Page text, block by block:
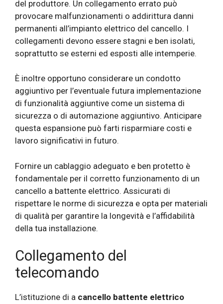
del produttore. Un collegamento errato può
provocare malfunzionamenti o addirittura danni
permanenti all’impianto elettrico del cancello. I
collegamenti devono essere stagni e ben isolati,
soprattutto se esterni ed esposti alle intemperie.
È inoltre opportuno considerare un condotto
aggiuntivo per l’eventuale futura implementazione
di funzionalità aggiuntive come un sistema di
sicurezza o di automazione aggiuntivo. Anticipare
questa espansione può farti risparmiare costi e
lavoro significativi in ​​futuro.
Fornire un cablaggio adeguato e ben protetto è
fondamentale per il corretto funzionamento di un
cancello a battente elettrico. Assicurati di
rispettare le norme di sicurezza e opta per materiali
di qualità per garantire la longevità e l’affidabilità
della tua installazione.
Collegamento del
telecomando
L’istituzione di a cancello battente elettrico